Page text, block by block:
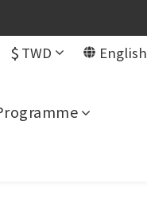
$ TWD English